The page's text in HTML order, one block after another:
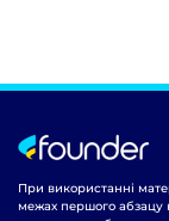
При використанні
межах першого абзацу